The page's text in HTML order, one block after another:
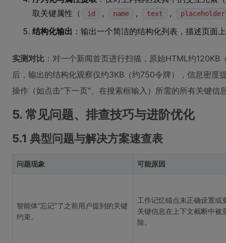
取关键属性（
id , name , text , placeholder
结构化输出 ：输出一个简洁的结构化列表，描述页面
实测对比 ：对一个新闻首页进行扫描，原始HTML约120KB
后，输出的结构化观察仅约3KB（约750令牌），信息密度
操作（如点击“下一页”、在搜索框输入）所需的所有关键信
5. 常见问题、排查技巧与进阶优化
5.1 典型问题与解决方案速查表
问题现象 可能原因
智能体“忘记”了之前用户提到的关键
约束。
工作记忆锚点未正确设置或
关键信息在上下文截断中被
除。